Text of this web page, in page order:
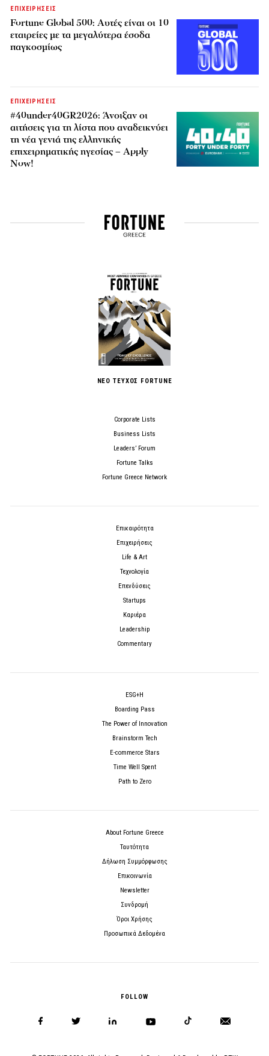
ΕΠΙΧΕΙΡΗΣΕΙΣ
Fortune Global 500: Αυτές είναι οι 10
εταιρείες με τα μεγαλύτερα έσοδα
παγκοσμίως
ΕΠΙΧΕΙΡΗΣΕΙΣ
#40under40GR2026: Άνοιξαν οι
αιτήσεις για τη λίστα που αναδεικνύει
τη νέα γενιά της ελληνικής
επιχειρηματικής ηγεσίας – Apply
Now!
ΝΕΟ ΤΕΥΧΟΣ FORTUNE
Corporate Lists
Business Lists
Leaders’ Forum
Fortune Talks
Fortune Greece Network
Επικαιρότητα
Επιχειρήσεις
Life & Art
Τεχνολογία
Επενδύσεις
Startups
Καριέρα
Leadership
Commentary
ESG+H
Boarding Pass
The Power of Innovation
Brainstorm Tech
E-commerce Stars
Time Well Spent
Path to Zero
About Fortune Greece
Ταυτότητα
Δήλωση Συμμόρφωσης
Επικοινωνία
Newsletter
Συνδρομή
Όροι Χρήσης
Προσωπικά Δεδομένα
FOLLOW